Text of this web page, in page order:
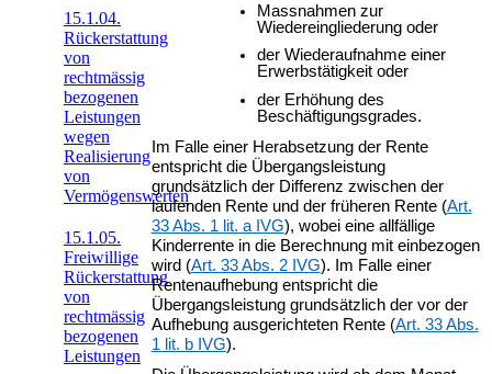
15.1.04.
Rückerstattung
von
rechtmässig
bezogenen
Leistungen
wegen
Realisierung
von
Vermögenswerten
15.1.05.
Freiwillige
Rückerstattung
von
rechtmässig
bezogenen
Leistungen
Massnahmen zur
Wiedereingliederung oder
der Wiederaufnahme einer
Erwerbstätigkeit oder
der Erhöhung des
Beschäftigungsgrades.
Im Falle einer Herabsetzung der Rente
entspricht die Übergangsleistung
grundsätzlich der Differenz zwischen der
laufenden Rente und der früheren Rente (Art.
33 Abs. 1 lit. a IVG), wobei eine allfällige
Kinderrente in die Berechnung mit einbezogen
wird (Art. 33 Abs. 2 IVG). Im Falle einer
Rentenaufhebung entspricht die
Übergangsleistung grundsätzlich der vor der
Aufhebung ausgerichteten Rente (Art. 33 Abs.
1 lit. b IVG).